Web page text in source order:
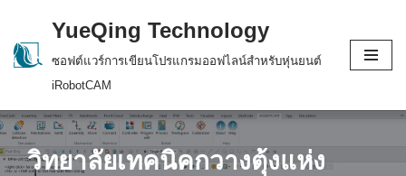
Skip
YueQing Technology
ซอฟต์แวร์การเขียนโปรแกรมออฟไลน์สำหรับหุ่นยนต์
iRobotCAM
วิทยาลัยเทคนิคกวางตุ้งแห่ง